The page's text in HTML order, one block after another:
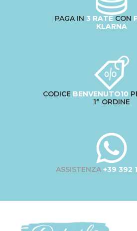
PAGA IN 3 RATECON
KLARNA
CODICE BENVENUTO10
1° ORDINE
ASSISTENZA +39 392